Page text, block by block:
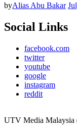
byAlias Abu Bakar
Social Links
facebook.com
twitter
youtube
google
instagram
reddit
UTV Media Malaysia